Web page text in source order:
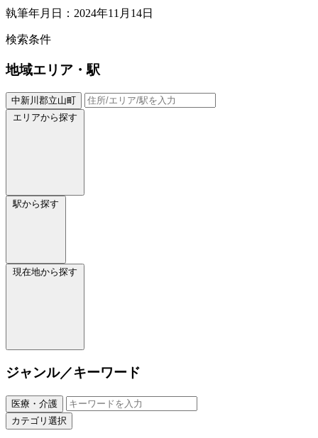
執筆年月日：2024年11月14日
検索条件
地域エリア・駅
中新川郡立山町
エリアから探す
駅から探す
現在地から探す
ジャンル／キーワード
医療・介護
カテゴリ選択